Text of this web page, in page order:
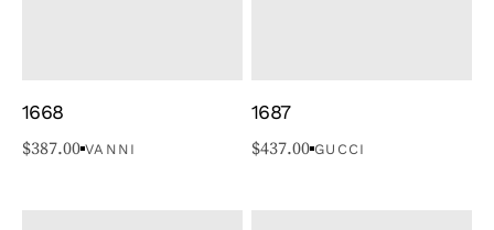
1668
$387.00 VANNI
1687
$437.00 GUCCI